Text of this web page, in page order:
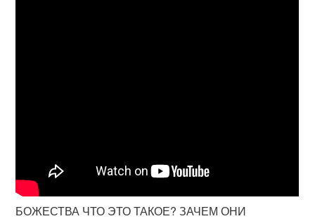
БОЖЕСТВА ЧТО ЭТО ТАКОЕ? ЗАЧЕМ ОНИ